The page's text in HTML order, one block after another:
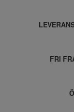
FRI